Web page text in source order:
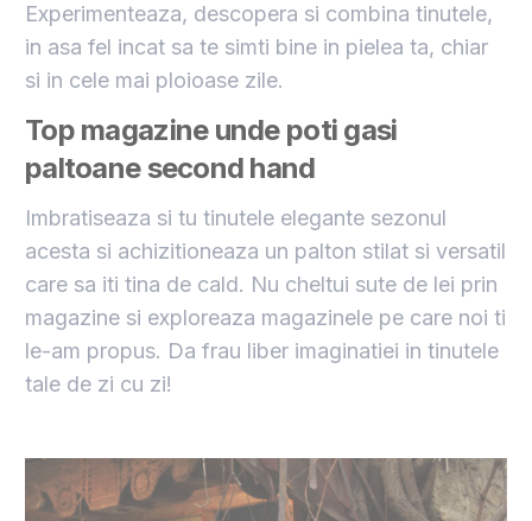
Experimenteaza, descopera si combina tinutele,
in asa fel incat sa te simti bine in pielea ta, chiar
si in cele mai ploioase zile.
Top magazine unde poti gasi
paltoane second hand
Imbratiseaza si tu tinutele elegante sezonul
acesta si achizitioneaza un palton stilat si versatil
care sa iti tina de cald. Nu cheltui sute de lei prin
magazine si exploreaza magazinele pe care noi ti
le-am propus. Da frau liber imaginatiei in tinutele
tale de zi cu zi!